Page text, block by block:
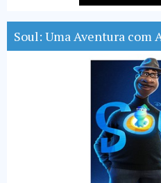
Soul: Uma Aventura com